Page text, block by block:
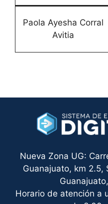
Paola Ayesha Corral
Avitia
Nueva Zona UG:
Guanajuato, km 2.5,
Horario de atención a